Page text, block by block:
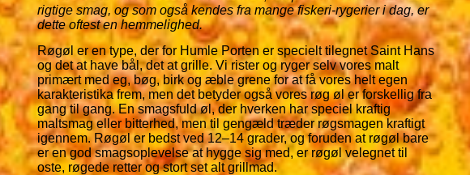
rigtige smag, og som også kendes fra mange fiskeri-rygerier i dag, er
dette oftest en hemmelighed.
Røgøl er en type, der for Humle Porten er specielt tilegnet Saint Hans
og det at have bål, det at grille. Vi rister og ryger selv vores malt
primært med eg, bøg, birk og æble grene for at få vores helt egen
karakteristika frem, men det betyder også vores røg øl er forskellig fra
gang til gang. En smagsfuld øl, der hverken har speciel kraftig
maltsmag eller bitterhed, men til gengæld træder røgsmagen kraftigt
igennem. Røgøl er bedst ved 12–14 grader, og foruden at røgøl bare
er en god smagsoplevelse at hygge sig med, er røgøl velegnet til
oste, røgede retter og stort set alt grillmad.